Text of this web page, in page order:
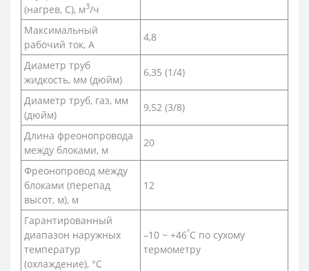
(нагрев, С), м3/ч
Максимальный
рабочий ток, А
4,8
Диаметр труб
жидкость, мм (дюйм)
6,35 (1/4)
Диаметр труб, газ, мм
(дюйм)
9,52 (3/8)
Длина фреонопровода
между блоками, м
20
Фреонопровод между
блоками (перепад
высот, м), м
12
Гарантированный
диапазон наружных
температур
(охлаждение), °С
–10 ~ +46ºC по сухому
термометру